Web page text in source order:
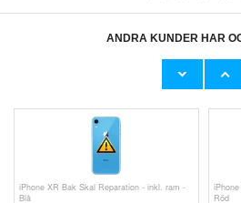
ANDRA KUNDER HAR
iPhone XR Bak Skal Reparation - inkl. ram -
iPhone XR Bak Skal Reparation - inkl. ram -
Blå
Röd